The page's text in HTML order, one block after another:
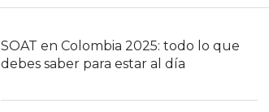
SOAT en Colombia 2025: todo lo que
debes saber para estar al día